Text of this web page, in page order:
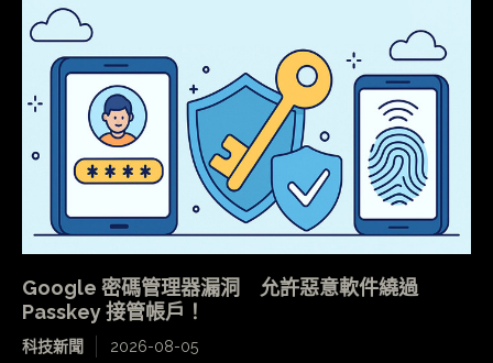
Google 密碼管理器漏洞 允許惡意軟件繞過
Passkey 接管帳戶！
科技新聞 2026-08-05